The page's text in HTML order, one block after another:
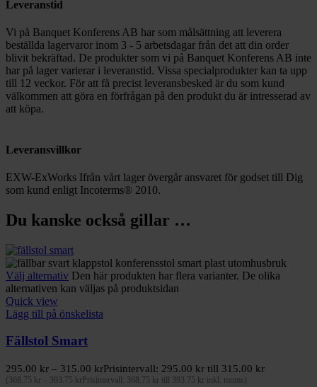
Leveranstid
Vi på Banquet Konferens AB har som målsättning att leverera
beställda lagervaror inom 3 - 5 arbetsdagar från det att din order
blivit bekräftad. De produkter som vi på Banquet Konferens AB inte
har på lager varierar i leveranstid. Vissa specialprodukter kan ta upp
till 12 veckor. För att få precist leveransbesked är du som kund
välkommen att göra en förfrågan på den produkt du är intresserad av
att köpa.
Leveransvillkor
EXW-ExWorks Ifrån vårt lager övergår ansvaret för godset till Dig
som kund enligt Incoterms® 2010.
Du kanske också gillar …
Välj alternativ Den här produkten har flera varianter. De olika
alternativen kan väljas på produktsidan
Quick view
Lägg till på önskelista
Fällstol Smart
295.00 kr – 315.00 krPrisintervall: 295.00 kr till 315.00 kr
368.75 kr 393.75 kr Prisintervall: 368.75 kr till 393.75 kr inkl. moms)